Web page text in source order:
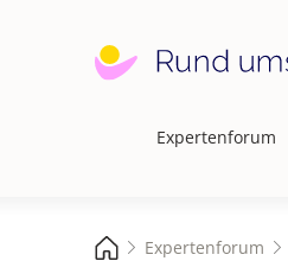
Hauptnavigation
Expertenforum
Expertenforum